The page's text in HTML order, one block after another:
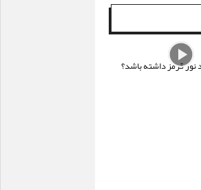
نور قرمز داشته باشد؟